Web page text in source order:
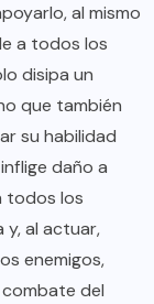
al mismo
a todos los
disipa un
que también
su habilidad
daño a
todos los
y, al actuar,
enemigos,
del